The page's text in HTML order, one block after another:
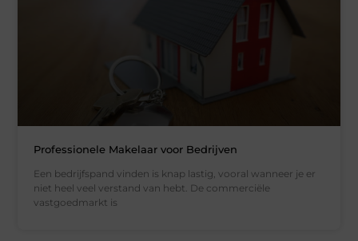
Professionele Makelaar voor Bedrijven
Een bedrijfspand vinden is knap lastig, vooral wanneer je er
niet heel veel verstand van hebt. De commerciële
vastgoedmarkt is